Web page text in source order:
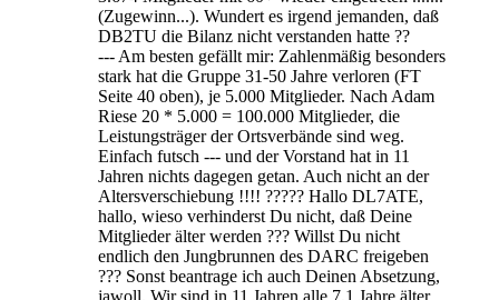
(Zugewinn...). Wundert es irgend jemanden, daß
DB2TU die Bilanz nicht verstanden hatte ??
--- Am besten gefällt mir: Zahlenmäßig besonders
stark hat die Gruppe 31-50 Jahre verloren (FT
Seite 40 oben), je 5.000 Mitglieder. Nach Adam
Riese 20 * 5.000 = 100.000 Mitglieder, die
Leistungsträger der Ortsverbände sind weg.
Einfach futsch --- und der Vorstand hat in 11
Jahren nichts dagegen getan. Auch nicht an der
Altersverschiebung !!!! ????? Hallo DL7ATE,
hallo, wieso verhinderst Du nicht, daß Deine
Mitglieder älter werden ??? Willst Du nicht
endlich den Jungbrunnen des DARC freigeben
??? Sonst beantrage ich auch Deinen Absetzung,
jawoll. Wir sind in 11 Jahren alle 7,1 Jahre älter